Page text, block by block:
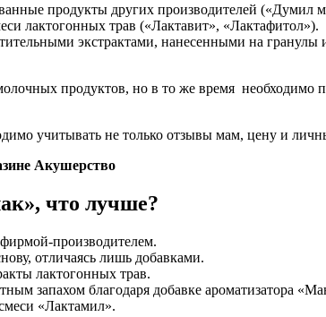
продукты других производителей («Думил
лактогонных трав («Лактавит», «Лактафитол»).
экстрактами, нанесенными на
продуктов, но в то же время необходимо
учитывать не только отзывы мам, цену и
Акушерство
что лучше?
производителем.
отличаясь лишь добавками.
лактогонных трав.
запахом благодаря добавке ароматизатора
«Лактамил».